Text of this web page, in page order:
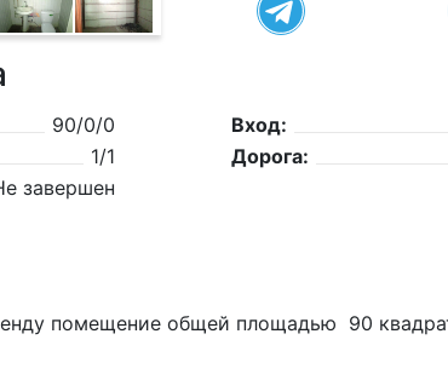
90/0/0
1/1
завершен
Вход:
Дорога:
помещение общей площадью 90